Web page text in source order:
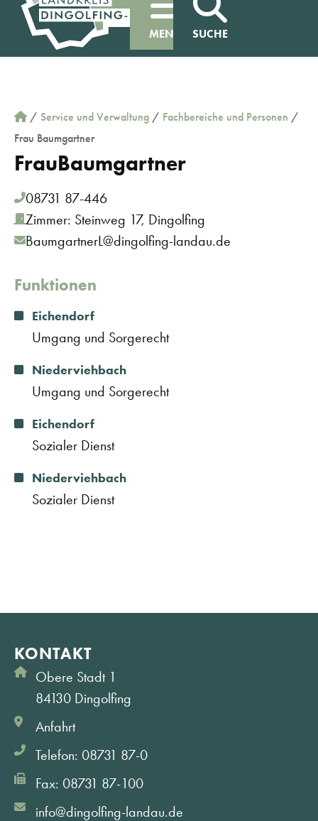
MENÜ SUCHE
/ Service und Verwaltung / Fachbereiche und Personen /
Frau Baumgartner
FrauBaumgartner
08731 87-446
Zimmer: Steinweg 17, Dingolfing
BaumgartnerL@dingolfing-landau.de
Funktionen
Eichendorf
Umgang und Sorgerecht
Niederviehbach
Umgang und Sorgerecht
Eichendorf
Sozialer Dienst
Niederviehbach
Sozialer Dienst
KONTAKT
Obere Stadt 1
84130 Dingolfing
Anfahrt
Telefon: 08731 87-0
Fax: 08731 87-100
info@dingolfing-landau.de